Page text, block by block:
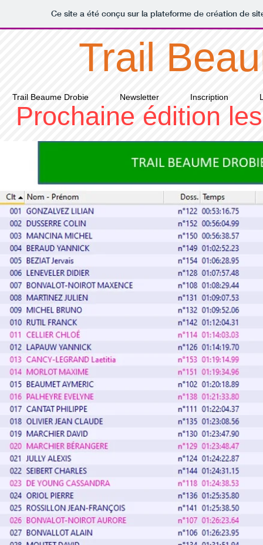
Ce site a été conçu sur la plateforme de création de
Trail
Trail Beaume Drobie Newsletter Inscription
Prochaine édition